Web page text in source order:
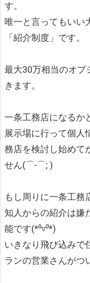
す。
唯一と言ってもいい
「紹介制度」です。
最大30万相当のオプ
きます。
一条工務店になるか
展示場に行って個人
務店を検討し始めて
せん(⌒-⌒; )
もし周りに一条工務
知人からの紹介は嫌
能です(*⁰▿⁰*)
いきなり飛び込みで
ランの営業さんがつ